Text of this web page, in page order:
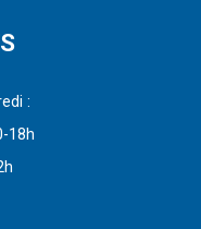
:
18h